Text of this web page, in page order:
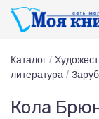
Каталог /
литература /
Кола